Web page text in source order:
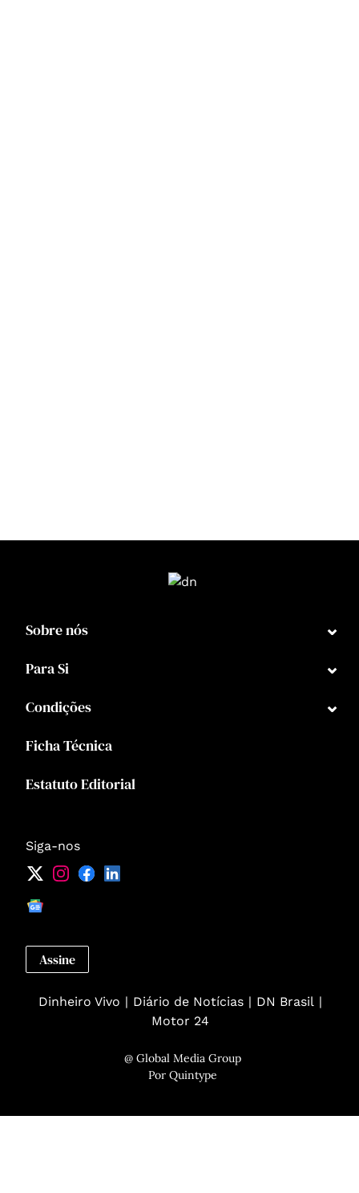
Siga-nos
Assine
Sobre nós ⌄
Para Si ⌄
Condições ⌄
Ficha Técnica
Estatuto Editorial
Dinheiro Vivo Diário de Notícias
DN Brasil
Motor 24
@ Global Media Group
PorQuintype